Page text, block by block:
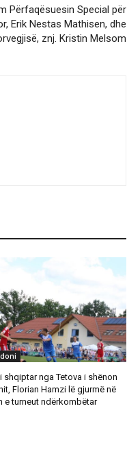
Përfaqësuesin Special për
Erik Nestas Mathisen, dhe
znj. Kristin Melsom
shqiptar nga Tetova i shënon
Florian Hamzi lë gjurmë në
e turneut ndërkombëtar